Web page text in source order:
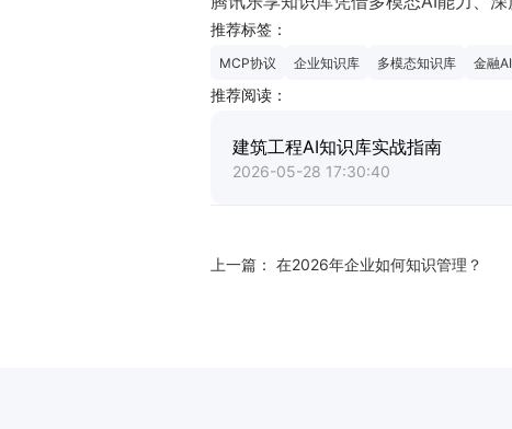
推荐标签：
MCP协议 企业知识库 多模态知识库 金融
推荐阅读：
建筑工程AI知识库实战指南
2026-05-28 17:30:40
上一篇： 在2026年企业如何知识管理？